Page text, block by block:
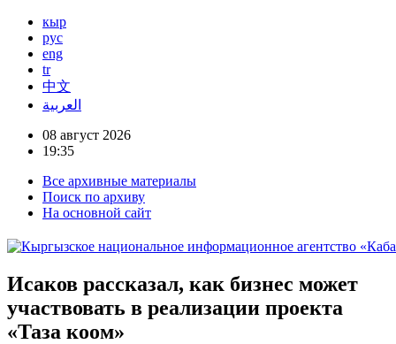
кыр
рус
eng
tr
中文
العربية
08 август 2026
19:35
Все архивные материалы
Поиск по архиву
На основной сайт
Исаков рассказал, как бизнес может
участвовать в реализации проекта
«Таза коом»